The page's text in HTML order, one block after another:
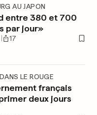
AU JAPON
entre 380 et 700
par jour»
17
LE ROUGE
français
deux jours